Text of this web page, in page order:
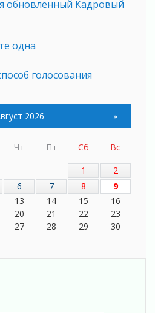
обновлённый Кадровый
одна
голосования
заранее
границ
фронта
2026 »
Чт Пт Сб
Вс
1
2
6 7 8
9
13 14 15
16
20 21 22
23
27 28 29
30